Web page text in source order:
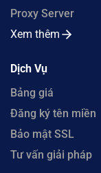
Proxy Server
Xem thêm
Dịch Vụ
Bảng giá
Đăng ký tên miền
Bảo mật SSL
Tư vấn giải pháp